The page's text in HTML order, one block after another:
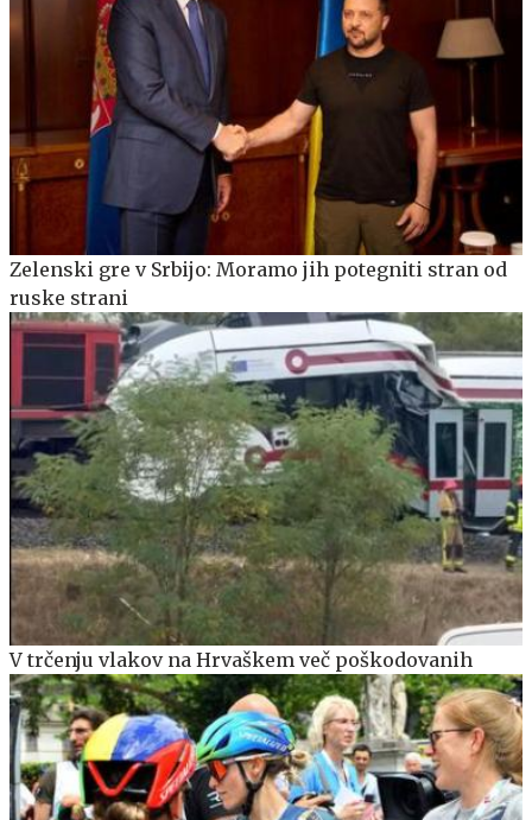
Zelenski gre v Srbijo: Moramo jih potegniti stran od
ruske strani
V trčenju vlakov na Hrvaškem več poškodovanih